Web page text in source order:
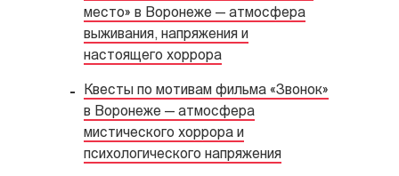
место» в Воронеже — атмосфера
выживания, напряжения и
настоящего хоррора
Квесты по мотивам фильма «Звонок»
в Воронеже — атмосфера
мистического хоррора и
психологического напряжения